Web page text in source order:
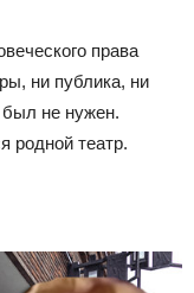
права
ни публика, ни
не нужен.
родной театр.